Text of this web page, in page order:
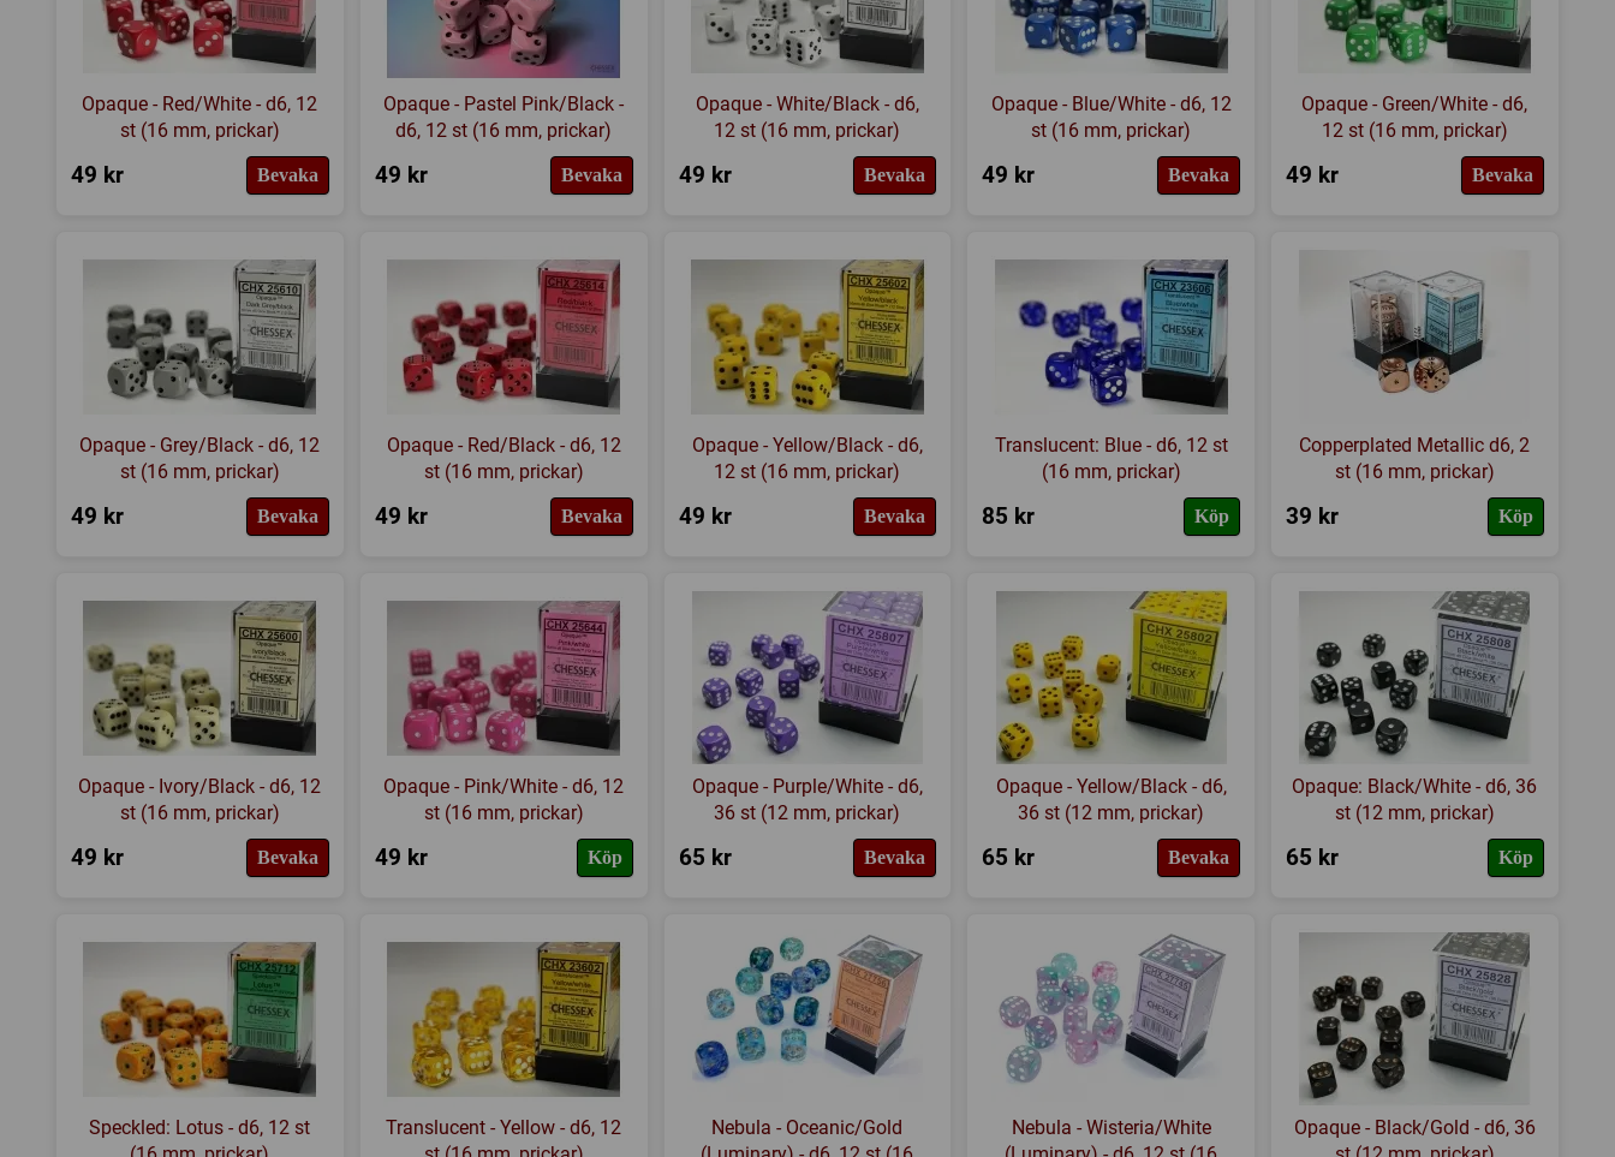
Opaque - Red/White - d6, 12
st (16 mm, prickar)
49 kr Bevaka
Opaque - Pastel Pink/Black -
d6, 12 st (16 mm, prickar)
49 kr Bevaka
Opaque - White/Black - d6,
12 st (16 mm, prickar)
49 kr Bevaka
Opaque - Blue/White - d6, 12
st (16 mm, prickar)
49 kr Bevaka
Opaque - Green/White - d6,
12 st (16 mm, prickar)
49 kr Bevaka
Opaque - Grey/Black - d6, 12
st (16 mm, prickar)
49 kr Bevaka
Opaque - Red/Black - d6, 12
st (16 mm, prickar)
49 kr Bevaka
Opaque - Yellow/Black - d6,
12 st (16 mm, prickar)
49 kr Bevaka
Translucent: Blue - d6, 12 st
(16 mm, prickar)
85 kr Köp
Copperplated Metallic d6, 2
st (16 mm, prickar)
39 kr Köp
Opaque - Ivory/Black - d6, 12
st (16 mm, prickar)
49 kr Bevaka
Opaque - Pink/White - d6, 12
st (16 mm, prickar)
49 kr Köp
Opaque - Purple/White - d6,
36 st (12 mm, prickar)
65 kr Bevaka
Opaque - Yellow/Black - d6,
36 st (12 mm, prickar)
65 kr Bevaka
Opaque: Black/White - d6, 36
st (12 mm, prickar)
65 kr Köp
Speckled: Lotus - d6, 12 st
Translucent - Yellow - d6, 12
Nebula - Oceanic/Gold
Nebula - Wisteria/White
Opaque - Black/Gold - d6, 36